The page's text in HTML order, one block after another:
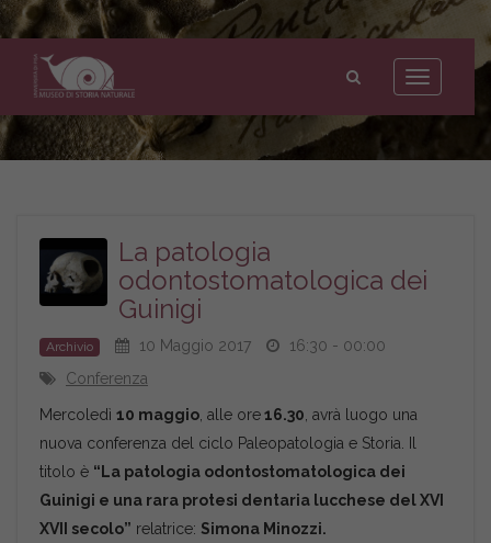
Toggle
navigation
Museo
di
Storia
Naturale
dell'Università
La patologia
odontostomatologica dei
Guinigi
Archivio 10 Maggio 2017
16:30 - 00:00
Conferenza
Mercoledì 10 maggio , alle ore16.30 , avrà luogo una
nuova conferenza del ciclo Paleopatologia e Storia. Il
titolo è “La patologia odontostomatologica dei
Guinigi e una rara protesi dentaria lucchese del XVI
XVII secolo” relatrice: Simona Minozzi.